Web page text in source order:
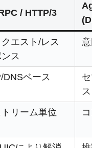
/ HTTP/3
クエスト/レス
ス
DNSベース
ス
トリーム単位